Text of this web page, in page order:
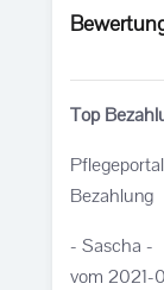
Top
Bezahlung
- Sascha -
vom 2021-